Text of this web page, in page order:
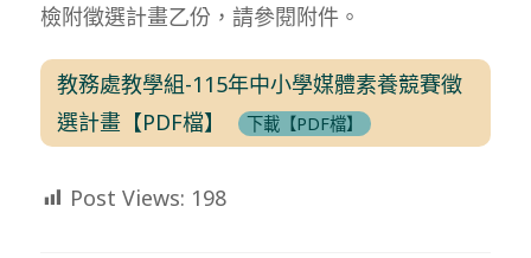
檢附徵選計畫乙份，請參閱附件。
教務處教學組-115年中小學媒體素養競賽徵
選計畫【PDF檔】
下載【PDF檔】
Post Views: 198